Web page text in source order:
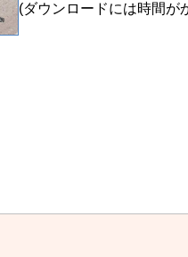
(ダウンロードには時間が